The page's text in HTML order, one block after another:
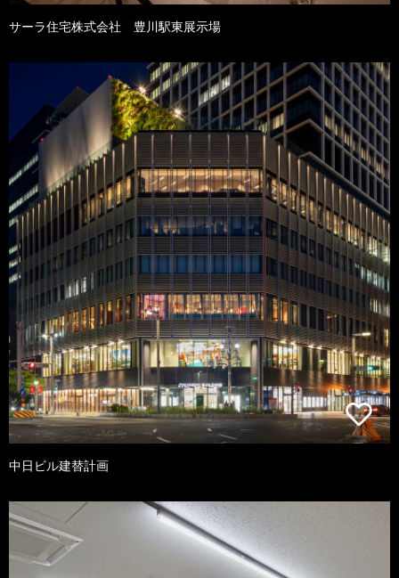
サーラ住宅株式会社 豊川駅東展示場
中日ビル建替計画